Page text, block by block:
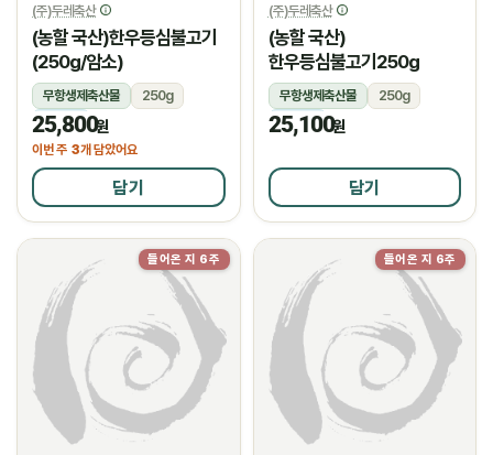
(주)두레축산
(농할 국산)한우등심불고기
(250g/암소)
무항생제축산물
250g
냉장
25,800원
이번 주 3개 담았어요
담기
(주)두레축산
(농할 국산)
한우등심불고기250g
무항생제축산물
250g
냉장
25,100원
담기
들어온 지 6주 들어온 지 6주